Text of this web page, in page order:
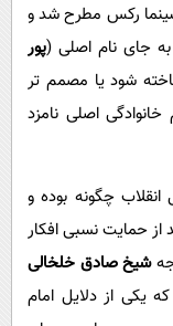
سینما رکس مطرح شد و
به جای نام اصلی (پور
شود یا مصمم تر
اصلی نامزد
چگونه بوده و
از حمایت نسبی افکار
شیخ صادق خلخالی
یکی از دلایل امام